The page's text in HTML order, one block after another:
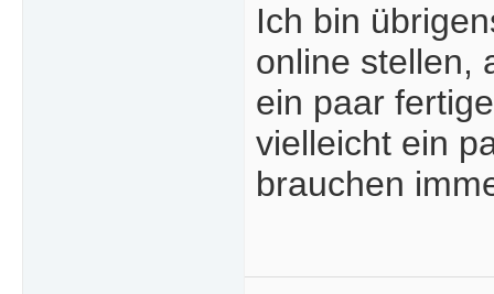
Ich bin
online stellen,
ein paar
vielleicht ein
brauchen